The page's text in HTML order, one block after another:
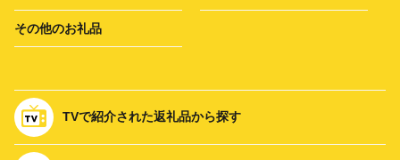
その他のお礼品
TVで紹介された返礼品から探す